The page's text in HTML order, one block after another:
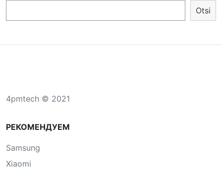
Otsi
4pmtech © 2021
РЕКОМЕНДУЕМ
Samsung
Xiaomi